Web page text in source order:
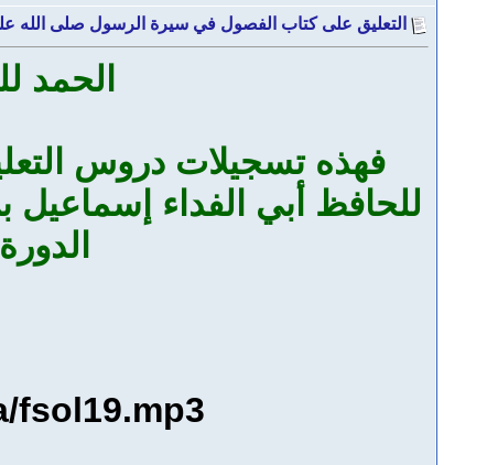
التعليق على كتاب الفصول في سيرة الرسول صلى الله
الحمد
فهذه تسجيلات دروس
fsol19.mp3